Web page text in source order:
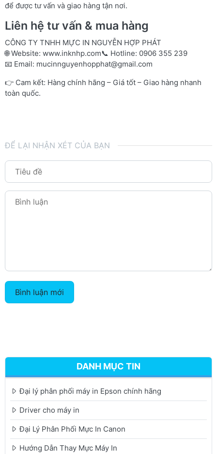
để được tư vấn và giao hàng tận nơi.
Liên hệ tư vấn & mua hàng
CÔNG TY TNHH MỰC IN NGUYỄN HỢP PHÁT
🌐 Website: www.inknhp.com📞 Hotline: 0906 355 239
📧 Email: mucinnguyenhopphat@gmail.com
👉 Cam kết: Hàng chính hãng – Giá tốt – Giao hàng nhanh
toàn quốc.
ĐỂ LẠI NHẬN XÉT CỦA BẠN
Bình luận mới
DANH MỤC TIN
Đại lý phân phối máy in Epson chính hãng
Driver cho máy in
Đại Lý Phân Phối Mực In Canon
Hướng Dẫn Thay Mực Máy In